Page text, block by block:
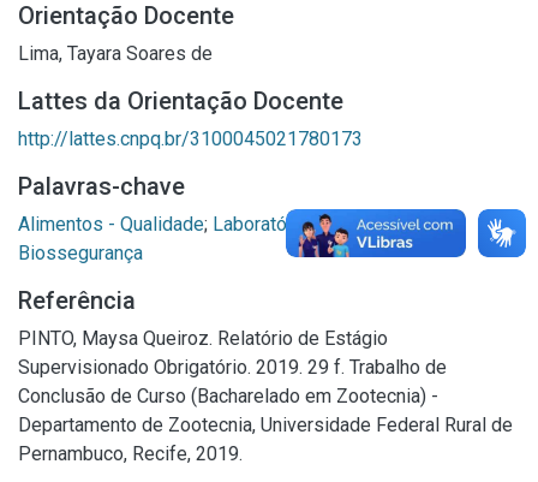
Orientação Docente
Lima, Tayara Soares de
Lattes da Orientação Docente
http://lattes.cnpq.br/3100045021780173
Palavras-chave
Alimentos - Qualidade; Laboratórios agrícolas;
Biossegurança
Referência
PINTO, Maysa Queiroz. Relatório de Estágio
Supervisionado Obrigatório. 2019. 29 f. Trabalho de
Conclusão de Curso (Bacharelado em Zootecnia) -
Departamento de Zootecnia, Universidade Federal Rural de
Pernambuco, Recife, 2019.